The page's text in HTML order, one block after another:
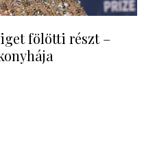
fölötti részt –